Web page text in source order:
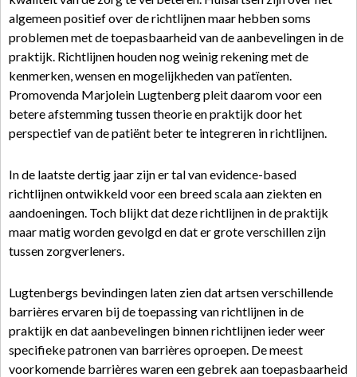
algemeen positief over de richtlijnen maar hebben soms
problemen met de toepasbaarheid van de aanbevelingen in de
praktijk. Richtlijnen houden nog weinig rekening met de
kenmerken, wensen en mogelijkheden van patïenten.
Promovenda Marjolein Lugtenberg pleit daarom voor een
betere afstemming tussen theorie en praktijk door het
perspectief van de patiënt beter te integreren in richtlijnen.
In de laatste dertig jaar zijn er tal van evidence-based
richtlijnen ontwikkeld voor een breed scala aan ziekten en
aandoeningen. Toch blijkt dat deze richtlijnen in de praktijk
maar matig worden gevolgd en dat er grote verschillen zijn
tussen zorgverleners.
Lugtenbergs bevindingen laten zien dat artsen verschillende
barrières ervaren bij de toepassing van richtlijnen in de
praktijk en dat aanbevelingen binnen richtlijnen ieder weer
specifieke patronen van barrières oproepen. De meest
voorkomende barrières waren een gebrek aan toepasbaarheid